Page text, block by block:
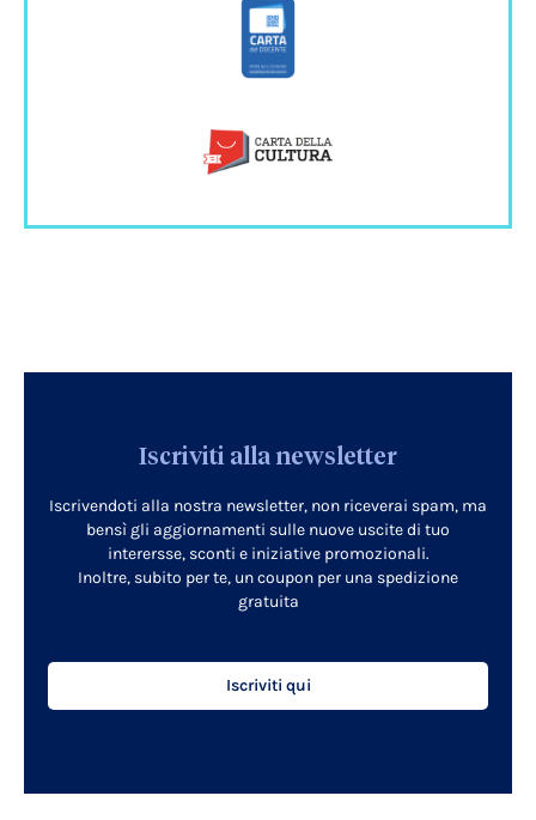
Iscriviti alla newsletter
Iscrivendoti alla nostra newsletter, non riceverai spam, ma
bensì gli aggiornamenti sulle nuove uscite di tuo
interersse, sconti e iniziative promozionali.
Inoltre, subito per te, un coupon per una spedizione
gratuita
Iscriviti qui